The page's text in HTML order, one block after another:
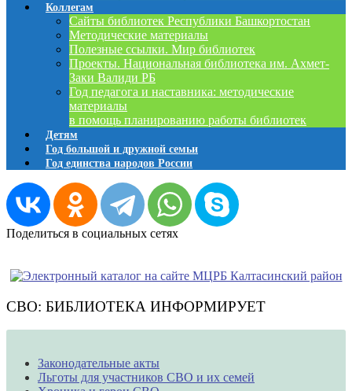
Коллегам
Сайты библиотек Республики Башкортостан
Методические материалы
Полезные ссылки. Мир библиотек
Проекты. Национальная библиотека им. Ахмет-
Заки Валиди РБ
Год педагога и наставника: методические
материалы
в помощь планированию работы библиотек
Детям
Год большой и дружной семьи
Год единства народов России
Поделиться в социальных сетях
СВО: БИБЛИОТЕКА ИНФОРМИРУЕТ
Законодательные акты
Льготы для участников СВО и их семей